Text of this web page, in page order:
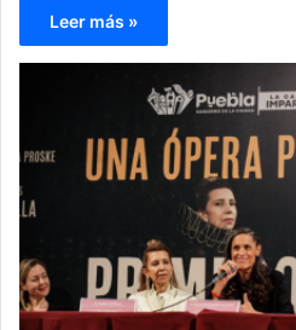
Leer más »